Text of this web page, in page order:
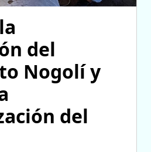
del
Nogolí y
del